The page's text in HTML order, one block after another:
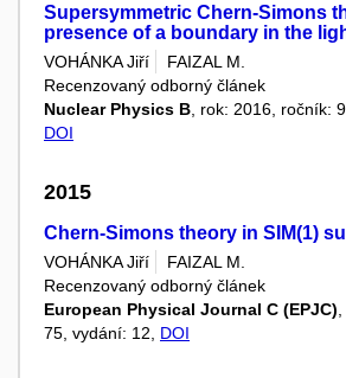
Supersymmetric Chern-Simons
presence of a boundary in the
VOHÁNKA Jiří
FAIZAL M.
Recenzovaný odborný článek
Nuclear Physics B, rok: 2016, ročník:
DOI
2015
Chern-Simons theory in SIM(1)
VOHÁNKA Jiří
FAIZAL M.
Recenzovaný odborný článek
European Physical Journal C (EPJC)
75, vydání: 12, DOI